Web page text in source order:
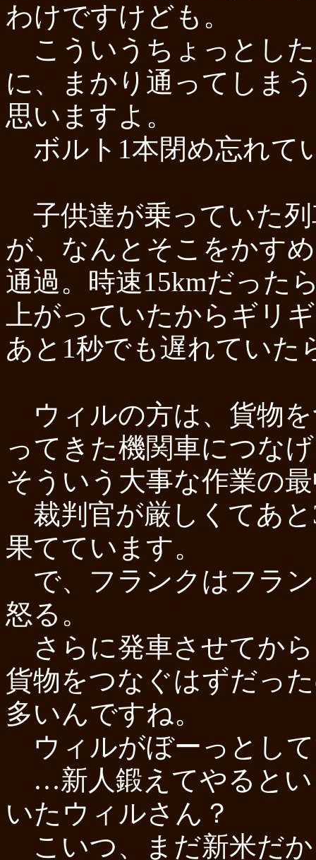
わけですけども。
こういうちょっとし
に、まかり通ってしま
思いますよ。
ボルト1本閉め忘れて
子供達が乗っていた
が、なんとそこをかす
通過。時速15kmだった
上がっていたからギリ
あと1秒でも遅れていた
ウィルの方は、貨物
ってきた機関車につな
そういう大事な作業の
裁判官が厳しくてあ
果てています。
で、フランクはフラ
怒る。
さらに発車させてか
貨物をつなぐはずだっ
多いんですね。
ウィルがぼーっとし
…新人鍛えてやるとい
いたウィルさん？
こいつ、まだ新米だ